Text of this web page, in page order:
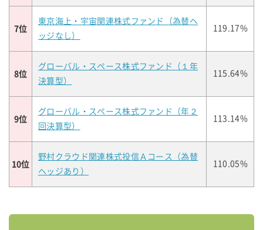
7位
東京海上・宇宙関連株式ファンド（為替ヘ
ッジなし）
119.17%
8位
グローバル・スペース株式ファンド（１年
決算型）
115.64%
9位
グローバル・スペース株式ファンド（年２
回決算型）
113.14%
10位
野村クラウド関連株式投信Ａコース（為替
ヘッジあり）
110.05%